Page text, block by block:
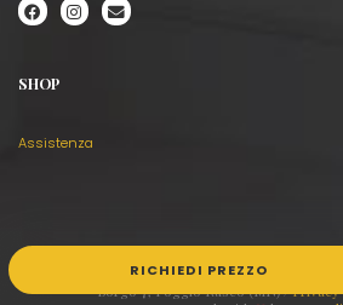
RICHIEDI PREZZO
SHOP
Assistenza
© Copyright 2026 - mobilibombati.it | P.IVA
Borgo 7, Poggio Rusco (MN) /